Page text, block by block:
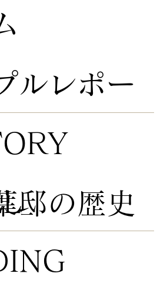
邸の歴史
ルレポー